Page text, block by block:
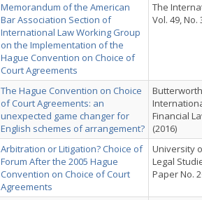
Memorandum of the American
Bar Association Section of
International Law Working Group
on the Implementation of the
Hague Convention on Choice of
Court Agreements
The
Vol. 49, No.
The Hague Convention on Choice
of Court Agreements: an
unexpected game changer for
English schemes of arrangement?
Financial
(2016)
Arbitration or Litigation? Choice of
Forum After the 2005 Hague
Convention on Choice of Court
Agreements
University
Legal
Paper No.